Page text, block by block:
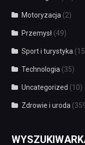
Motoryzacja(2)
Przemysł(49)
Sport i turystyka
Technologia(35)
Uncategorized (10)
Zdrowie i uroda